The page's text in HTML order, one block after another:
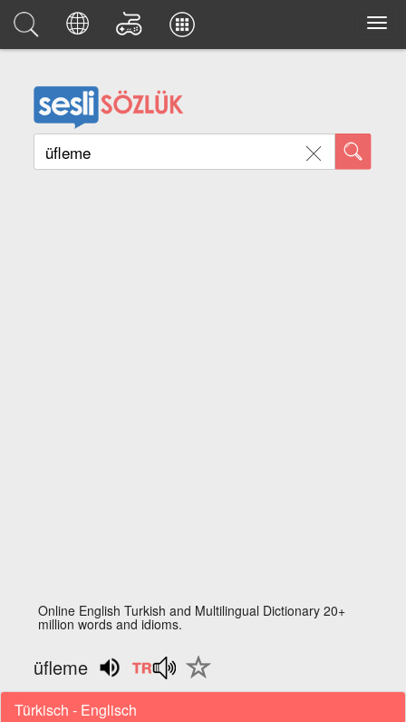
Online English Turkish and Multilingual Dictionary 20+
million words and idioms.
üfleme
Türkisch - Englisch